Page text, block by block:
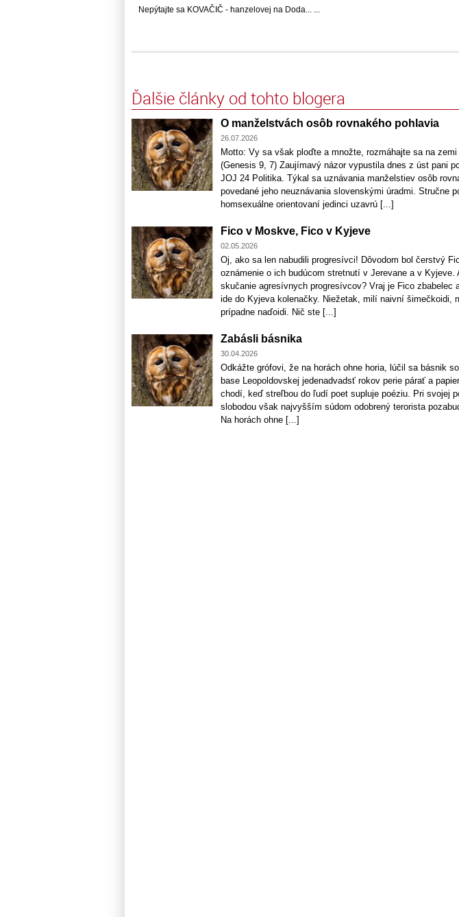
Nepýtajte sa KOVAČIČ - hanzelovej na Doda... ...
Ďalšie články od tohto blogera
O manželstvách osôb rovnakého pohlavia
26.07.2026
Motto: Vy sa však ploďte a množte, rozmáhajte sa na
(Genesis 9, 7) Zaujímavý názor vypustila dnes z úst pani
JOJ 24 Politika. Týkal sa uznávania manželstiev osôb
povedané jeho neuznávania slovenskými úradmi. Stručne
homsexuálne orientovaní jedinci uzavrú [...]
Fico v Moskve, Fico v Kyjeve
02.05.2026
Oj, ako sa len nabudili progresívci! Dôvodom bol čerstvý
oznámenie o ich budúcom stretnutí v Jerevane a v Kyjeve.
skučanie agresívnych progresívcov? Vraj je Fico zbabelec
ide do Kyjeva kolenačky. Niežetak, milí naivní šimečkoidi,
prípadne naďoidi. Nič ste [...]
Zabásli básnika
30.04.2026
Odkážte grófovi, že na horách ohne horia, lúčil sa básnik
base Leopoldovskej jedenadvadsť rokov perie párať a
chodí, keď streľbou do ľudí poet supluje poéziu. Pri svojej
slobodou však najvyšším súdom odobrený terorista
Na horách ohne [...]